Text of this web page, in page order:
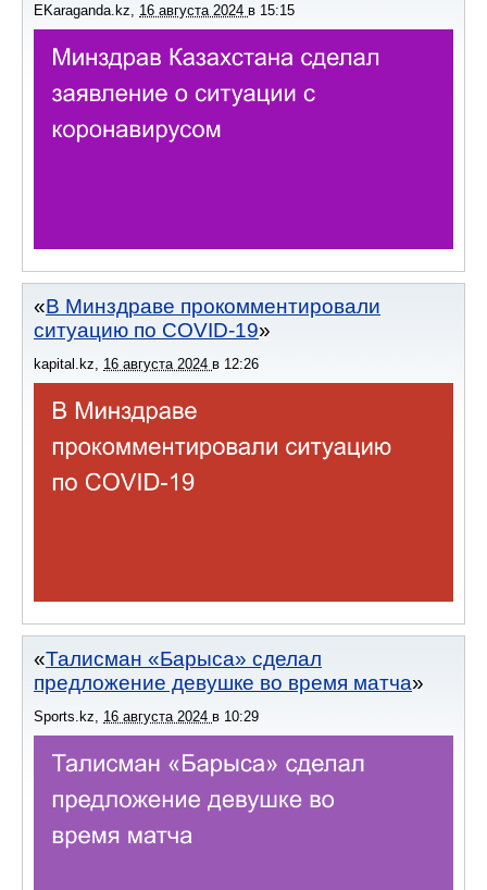
EKaraganda.kz 16 августа 2024 в 15:15
В Минздраве прокомментировали
ситуацию по COVID-19
kapital.kz 16 августа 2024 в 12:26
Талисман «Барыса» сделал
предложение девушке во время матча
Sports.kz, 16 августа 2024 в 10:29